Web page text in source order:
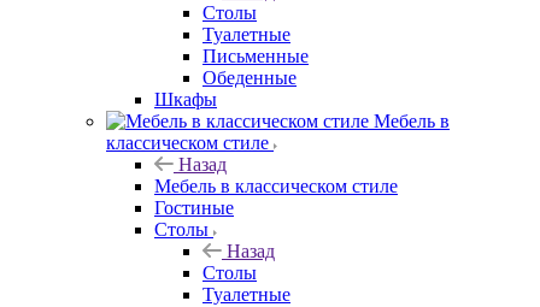
Столы
Туалетные
Письменные
Обеденные
Шкафы
Мебель в
классическом стиле
Назад
Мебель в классическом стиле
Гостиные
Столы
Назад
Столы
Туалетные